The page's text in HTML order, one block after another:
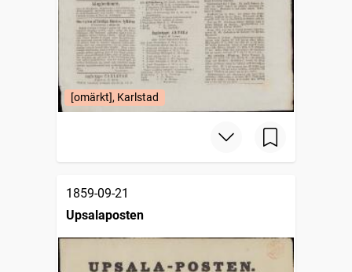
[omärkt], Karlstad
1859-09-21
Upsalaposten